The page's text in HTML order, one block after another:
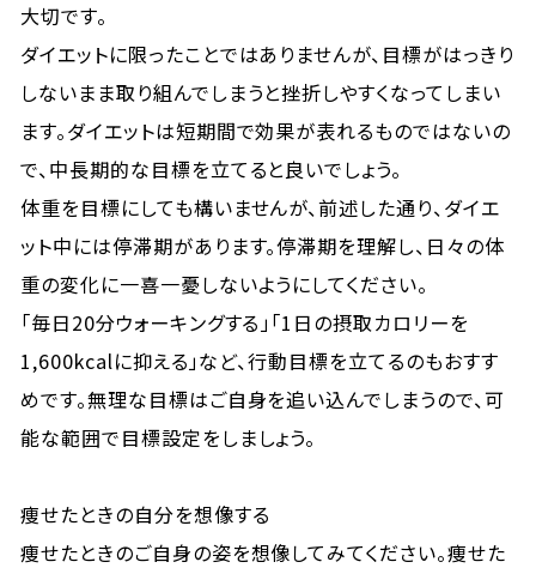
大切です。
ダイエットに限ったことではありませんが、目標がはっきり
しないまま取り組んでしまうと挫折しやすくなってしまい
ます。ダイエットは短期間で効果が表れるものではないの
で、中長期的な目標を立てると良いでしょう。
体重を目標にしても構いませんが、前述した通り、ダイエ
ット中には停滞期があります。停滞期を理解し、日々の体
重の変化に一喜一憂しないようにしてください。
「毎日20分ウォーキングする」「1日の摂取カロリーを
1,600kcalに抑える」など、行動目標を立てるのもおすす
めです。無理な目標はご自身を追い込んでしまうので、可
能な範囲で目標設定をしましょう。
痩せたときの自分を想像する
痩せたときのご自身の姿を想像してみてください。痩せた